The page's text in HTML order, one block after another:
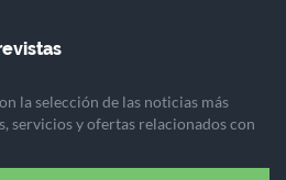
la selección de las noticias más
servicios y ofertas relacionados con